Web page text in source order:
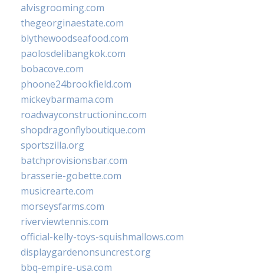
alvisgrooming.com
thegeorginaestate.com
blythewoodseafood.com
paolosdelibangkok.com
bobacove.com
phoone24brookfield.com
mickeybarmama.com
roadwayconstructioninc.com
shopdragonflyboutique.com
sportszilla.org
batchprovisionsbar.com
brasserie-gobette.com
musicrearte.com
morseysfarms.com
riverviewtennis.com
official-kelly-toys-squishmallows.com
displaygardenonsuncrest.org
bbq-empire-usa.com